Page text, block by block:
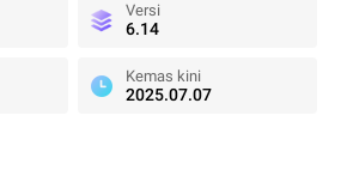
Versi
6.14
Kemas kini
2025.07.07